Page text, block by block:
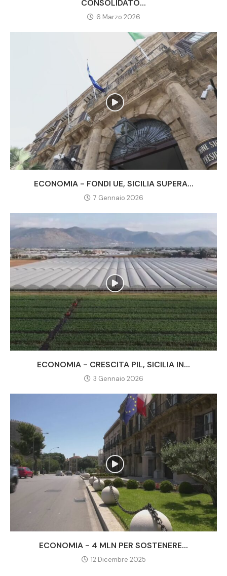
CONSOLIDATO...
6 Marzo 2026
ECONOMIA - FONDI UE, SICILIA SUPERA...
7 Gennaio 2026
ECONOMIA - CRESCITA PIL, SICILIA IN...
3 Gennaio 2026
ECONOMIA - 4 MLN PER SOSTENERE...
12 Dicembre 2025